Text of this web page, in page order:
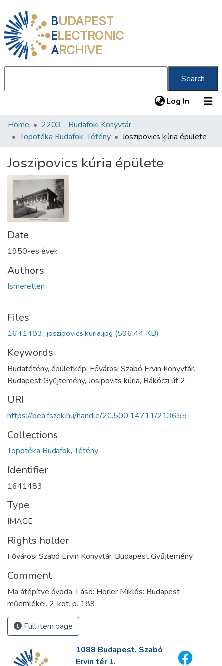
BUDAPEST
ELECTRONIC
ARCHIVE
Search
Log In (current)
Communities & Collections
Statistics
Home
2203 - Budafoki Könyvtár
Topotéka Budafok, Tétény
Joszipovics kúria épülete
Joszipovics kúria épülete
Date
1950-es évek
Authors
Ismeretlen
Files
1641483_joszipovics.kuria.jpg (596.44 KB)
Keywords
Budatétény, épületkép, Fővárosi Szabó Ervin Könyvtár.
Budapest Gyűjtemény, Josipovits kúria, Rákóczi út 2.
URI
https://bea.fszek.hu/handle/20.500.14711/213655
Collections
Topotéka Budafok, Tétény
Identifier
1641483
Type
IMAGE
Rights holder
Fővárosi Szabó Ervin Könyvtár. Budapest Gyűjtemény
Comment
Ma átépítve óvoda. Lásd: Horler Miklós: Budapest
műemlékei. 2. köt. p. 189.
Full item page
1088 Budapest, Szabó
Ervin tér 1.